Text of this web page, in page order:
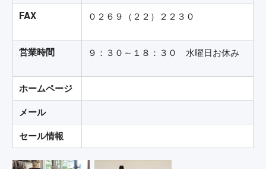
FAX ０２６９（２２）２２３０
営業時間 ９：３０～１８：３０ 水曜日お休み
ホームページ
メール
セール情報